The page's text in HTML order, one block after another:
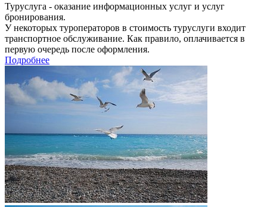
Туруслуга - оказание информационных услуг и услуг
бронирования.
У некоторых туроператоров в стоимость туруслуги входит
транспортное обслуживание. Как правило, оплачивается в
первую очередь после оформления.
Подробнее